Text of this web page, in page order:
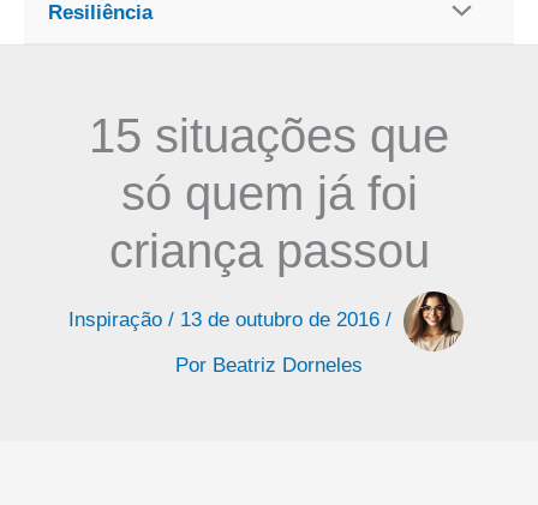
Resiliência
15 situações que
só quem já foi
criança passou
Inspiração / 13 de outubro de 2016 /
Por Beatriz Dorneles